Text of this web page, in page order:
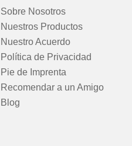
Sobre Nosotros
Nuestros Productos
Nuestro Acuerdo
Política de Privacidad
Pie de Imprenta
Recomendar a un Amigo
Blog